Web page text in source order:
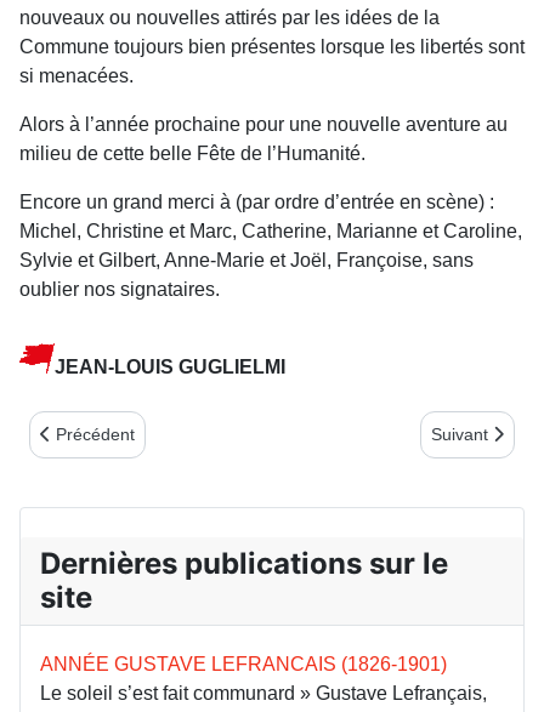
nouveaux ou nouvelles attirés par les idées de la
Commune toujours bien présentes lorsque les libertés sont
si menacées.
Alors à l’année prochaine pour une nouvelle aventure au
milieu de cette belle Fête de l’Humanité.
Encore un grand merci à (par ordre d’entrée en scène) :
Michel, Christine et Marc, Catherine, Marianne et Caroline,
Sylvie et Gilbert, Anne-Marie et Joël, Françoise, sans
oublier nos signataires.
JEAN-LOUIS GUGLIELMI
Article précédent : Blois 2023 - Les Rendez-vous de l'Histoire
Précédent Article
Suivant
Dernières publications sur le
site
ANNÉE GUSTAVE LEFRANCAIS (1826-1901)
Le soleil s’est fait communard » Gustave Lefrançais,